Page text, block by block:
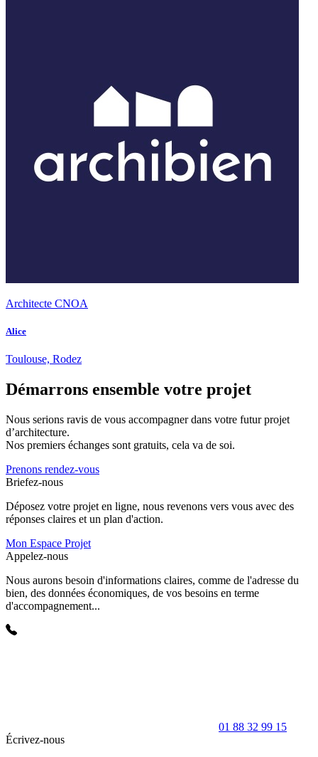
Architecte CNOA
Alice
Toulouse, Rodez
Démarrons ensemble votre projet
Nous serions ravis de vous accompagner dans votre futur projet
d’architecture.
Nos premiers échanges sont gratuits, cela va de soi.
Prenons rendez-vous
Briefez-nous
Déposez votre projet en ligne, nous revenons vers vous avec des
réponses claires et un plan d'action.
Mon Espace Projet
Appelez-nous
Nous aurons besoin d'informations claires, comme de l'adresse du
bien, des données économiques, de vos besoins en terme
d'accompagnement...
01 88 32 99 15
Écrivez-nous